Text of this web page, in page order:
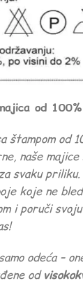
od
štampom od
naše
svaku
koje ne
i poruči
odeća –
od